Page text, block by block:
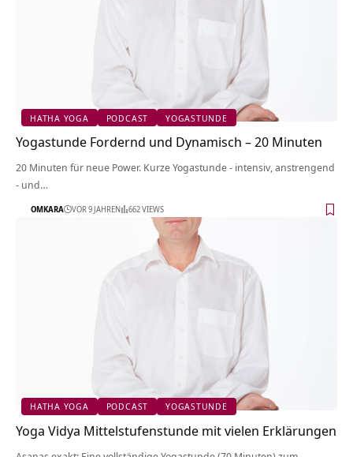
HATHA YOGA PODCAST YOGASTUNDE
Yogastunde Fordernd und Dynamisch – 20 Minuten
20 Minuten für neue Power. Kurze Yogastunde - intensiv, anstrengend
- und…
OMKARA VOR 9 JAHREN 662 VIEWS
HATHA YOGA PODCAST YOGASTUNDE
Yoga Vidya Mittelstufenstunde mit vielen Erklärungen